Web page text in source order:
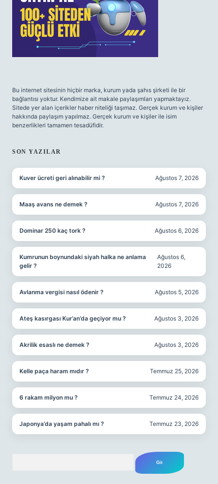
Bu internet sitesinin hiçbir marka, kurum yada şahıs şirketi ile bir
bağlantısı yoktur. Kendimize ait makale paylaşımları yapmaktayız.
Sitede yer alan içerikler haber niteliği taşımaz. Gerçek kurum ve kişiler
hakkında paylaşım yapılmaz. Gerçek kurum ve kişiler ile isim
benzerlikleri tamamen tesadüfidir.
SON YAZILAR
Kuver ücreti geri alınabilir mi ? Ağustos 7, 2026
Maaş avans ne demek ? Ağustos 7, 2026
Dominar 250 kaç tork ? Ağustos 6, 2026
Kumrunun boynundaki siyah halka ne anlama
gelir ?
Ağustos 6,
2026
Avlanma vergisi nasıl ödenir ? Ağustos 5, 2026
Ateş kasırgası Kur’an’da geçiyor mu ? Ağustos 3, 2026
Akrilik esaslı ne demek ? Ağustos 3, 2026
Kelle paça haram mıdır ? Temmuz 25, 2026
6 rakam milyon mu ? Temmuz 24, 2026
Japonya’da yaşam pahalı mı ? Temmuz 23, 2026